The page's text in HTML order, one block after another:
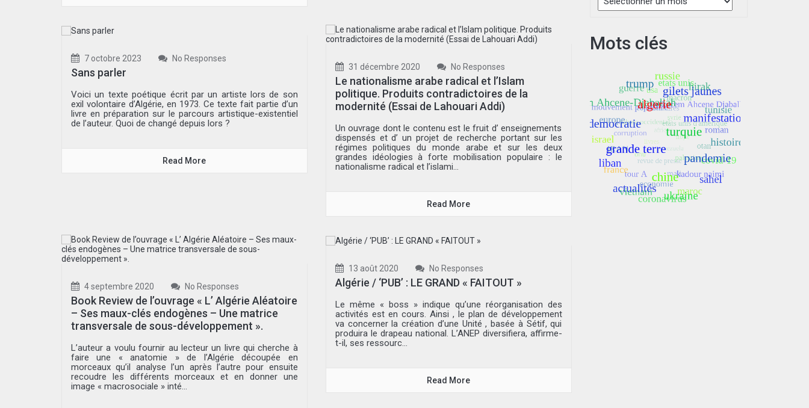
7 octobre 2023 No Responses
Sans parler
Voici un texte poétique écrit par un artiste lors de son
exil volontaire d’Algérie, en 1973. Ce texte fait partie d’un
livre en préparation sur le parcours artistique-existentiel
de l’auteur. Quoi de changé depuis lors ?
Read More
31 décembre 2020 No Responses
Le nationalisme arabe radical et l’Islam
politique. Produits contradictoires de la
modernité (Essai de Lahouari Addi)
Un ouvrage dont le contenu est le fruit d’ enseignements
dispensés et d’ un projet de recherche portant sur les
régimes politiques du monde arabe et sur les deux
grandes idéologies à forte mobilisation populaire : le
nationalisme radical et l’islami...
Read More
4 septembre 2020 No Responses
Book Review de l’ouvrage « L’ Algérie Aléatoire
– Ses maux-clés endogènes – Une matrice
transversale de sous-développement ».
L’auteur a voulu fournir au lecteur un livre qui cherche à
faire une « anatomie » de l’Algérie découpée en
morceaux qu’il analyse l’un après l’autre pour ensuite
recoudre les différents morceaux et en donner une
image « macrosociale » inté...
13 août 2020 No Responses
Algérie / ‘PUB’ : LE GRAND « FAITOUT »
Le même « boss » indique qu’une réorganisation des
activités est en cours. Ainsi , le plan de développement
va concerner la création d’une Unité , basée à Sétif, qui
produira le drapeau national. L’ANEP diversifiera, affirme-
t-il, ses ressourc...
Read More
Mots clés